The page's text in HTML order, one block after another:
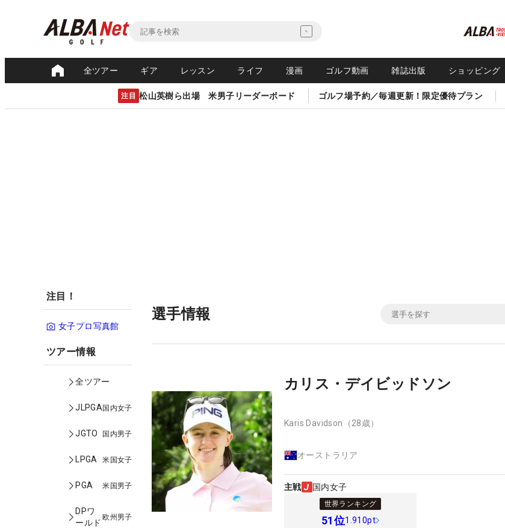
全ツアー ギア レッスン ライフ 漫画 ゴルフ動画 雑誌出版 ショッピング
注目 松山英樹ら出場 米男子リーダーボード ゴルフ場予約／毎週更新！限定優待プラン
注目！
女子プロ写真館
ツアー情報
全ツアー
JLPGA国内女子
JGTO 国内男子
LPGA 米国女子
PGA 米国男子
DPワ
ールド
欧州男子
選手情報
カリス・デイビッドソン
Karis Davidson （28歳）
オーストラリア
主戦 国内女子
世界ランキング
51位1.910pt